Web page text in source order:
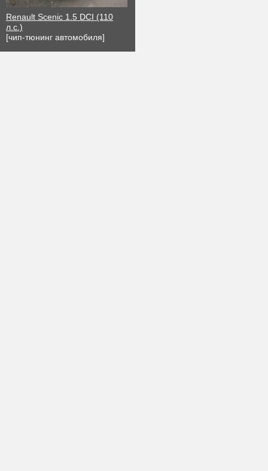
Renault Scenic 1.5 DCI (110
л.с.)
[чип-тюнинг автомобиля]